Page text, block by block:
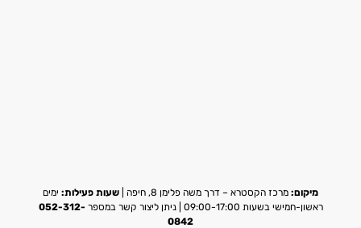
מיקום: מרכז הקסטרא – דרך משה פלימן 8, חיפה | שעות פעילות: ימים
ראשון-חמישי בשעות 09:00-17:00 | ניתן ליצור קשר במספר
052-312-
0842